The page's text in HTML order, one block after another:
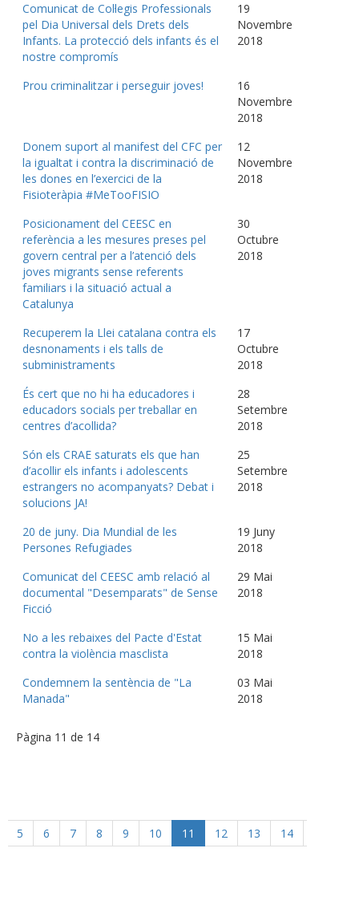
Comunicat de Col·legis Professionals
pel Dia Universal dels Drets dels
Infants. La protecció dels infants és el
nostre compromís
19
Novembre
2018
Prou criminalitzar i perseguir joves!
16
Novembre
2018
Donem suport al manifest del CFC per
la igualtat i contra la discriminació de
les dones en l’exercici de la
Fisioteràpia #MeTooFISIO
12
Novembre
2018
Posicionament del CEESC en
referència a les mesures preses pel
govern central per a l’atenció dels
joves migrants sense referents
familiars i la situació actual a
Catalunya
30
Octubre
2018
Recuperem la Llei catalana contra els
desnonaments i els talls de
subministraments
17
Octubre
2018
És cert que no hi ha educadores i
educadors socials per treballar en
centres d’acollida?
28
Setembre
2018
Són els CRAE saturats els que han
d’acollir els infants i adolescents
estrangers no acompanyats? Debat i
solucions JA!
25
Setembre
2018
20 de juny. Dia Mundial de les
Persones Refugiades
19 Juny
2018
Comunicat del CEESC amb relació al
documental "Desemparats" de Sense
Ficció
29 Mai
2018
No a les rebaixes del Pacte d'Estat
contra la violència masclista
15 Mai
2018
Condemnem la sentència de "La
Manada"
03 Mai
2018
Pàgina 11 de 14
5 6 7 8 9 10 11 12 13 14